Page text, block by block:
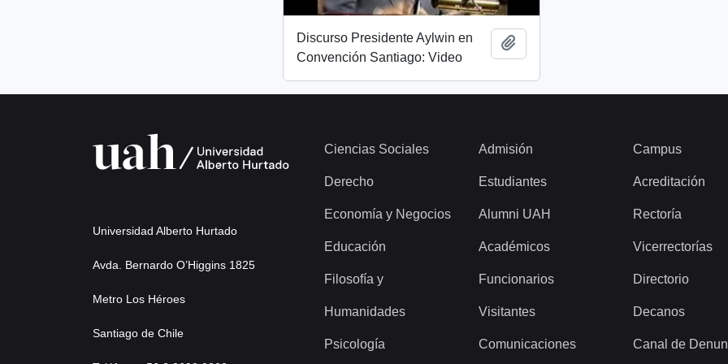
Discurso Presidente Aylwin en
Convención Santiago: Video
Universidad Alberto Hurtado
Avda. Bernardo O’Higgins 1825
Metro Los Héroes
Santiago de Chile
Ciencias Sociales
Derecho
Economía y Negocios
Educación
Filosofía y
Humanidades
Psicología
Admisión
Estudiantes
Alumni UAH
Académicos
Funcionarios
Visitantes
Comunicaciones
Campus
Acreditación
Rectoría
Vicerrectorías
Directorio
Decanos
Canal de